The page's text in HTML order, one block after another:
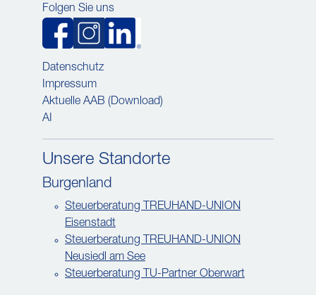
Datenschutz
Impressum
Aktuelle AAB (Download)
AI
Folgen Sie uns
Unsere Standorte
Burgenland
Steuerberatung TREUHAND-UNION
Eisenstadt
Steuerberatung TREUHAND-UNION
Neusiedl am See
Steuerberatung TU-Partner Oberwart